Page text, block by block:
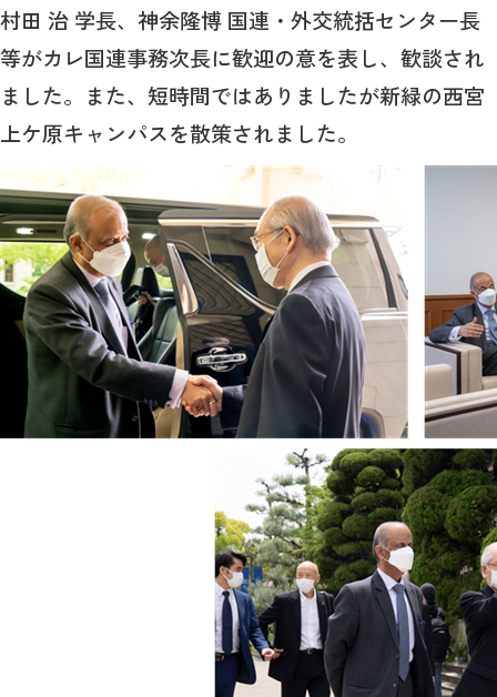
村田 治 学長、神余隆博 国連・外交統括センター長
等がカレ国連事務次長に歓迎の意を表し、歓談され
ました。また、短時間ではありましたが新緑の西宮
上ケ原キャンパスを散策されました。